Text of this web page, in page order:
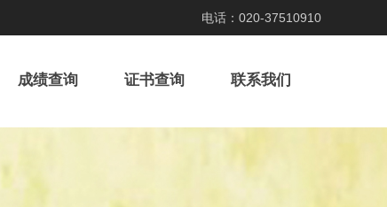
电话： 020-37510910
成绩查询 证书查询 联系我们